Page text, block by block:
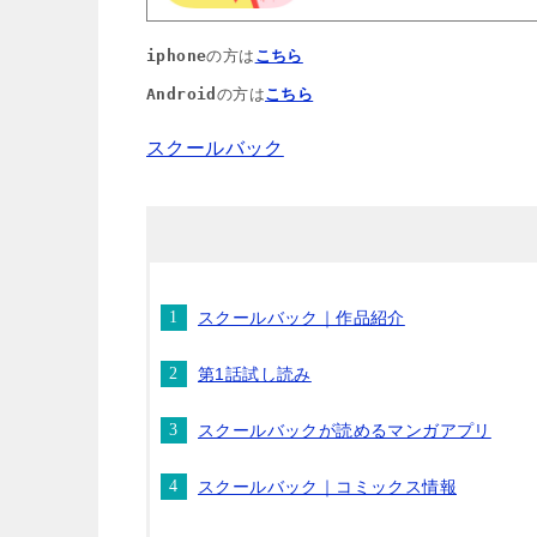
iphoneの方は こちら
Android の方はこちら
スクールバック
スクールバック｜作品紹介
第1話試し読み
スクールバックが読めるマンガアプリ
スクールバック｜コミックス情報